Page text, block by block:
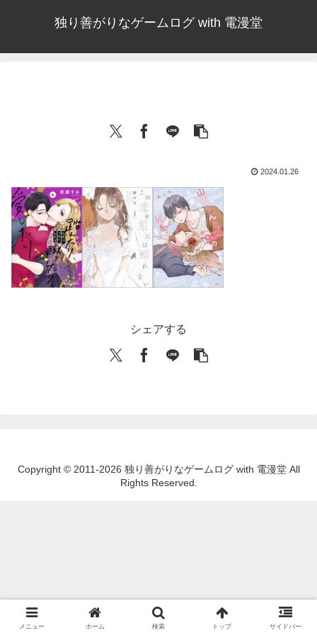
独り善がりなゲームログ with 電漫堂
2024.01.26
シェアする
Copyright © 2011-2026 独り善がりなゲームログ with 電漫堂 All
Rights Reserved.
メニュー ホーム 検索 トップ サイドバー